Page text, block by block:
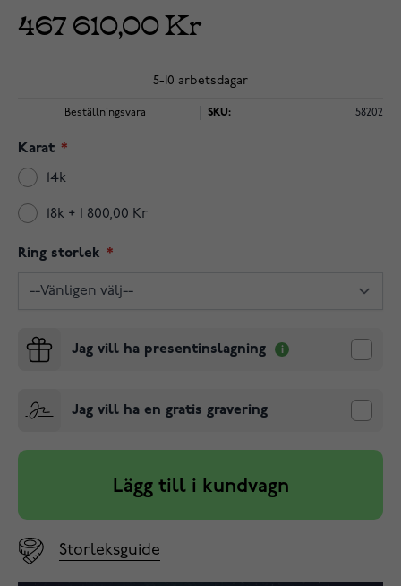
467 610,00 Kr
5-10 arbetsdagar
Beställningsvara SKU: 58202
Karat
14k
18k + 1 800,00 Kr
Ring storlek
Jag vill ha presentinslagning
Jag vill ha en gratis gravering
Lägg till i kundvagn
Storleksguide